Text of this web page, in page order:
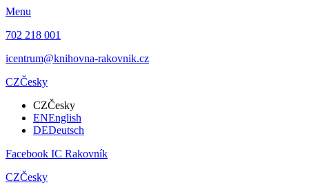
Menu
702 218 001
icentrum@knihovna-rakovnik.cz
CZČesky
CZČesky
ENEnglish
DEDeutsch
Facebook IC Rakovník
CZČesky